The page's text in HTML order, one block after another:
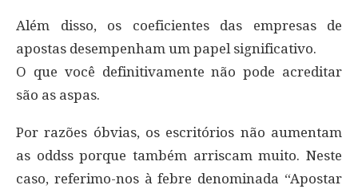
Além disso, os coeficientes das empresas de
apostas desempenham um papel significativo.
O que você definitivamente não pode acreditar
são as aspas.
Por razões óbvias, os escritórios não aumentam
as oddss porque também arriscam muito. Neste
caso, referimo-nos à febre denominada “Apostar